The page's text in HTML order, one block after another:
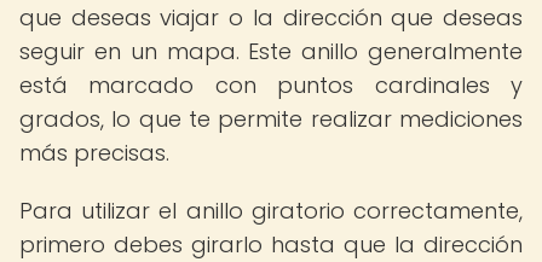
que deseas viajar o la dirección que deseas
seguir en un mapa. Este anillo generalmente
está marcado con puntos cardinales y
grados, lo que te permite realizar mediciones
más precisas.
Para utilizar el anillo giratorio correctamente,
primero debes girarlo hasta que la dirección